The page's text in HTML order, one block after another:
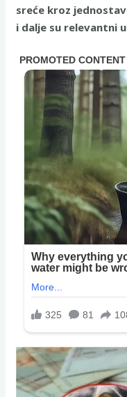
sreće kroz
i dalje su relevantni